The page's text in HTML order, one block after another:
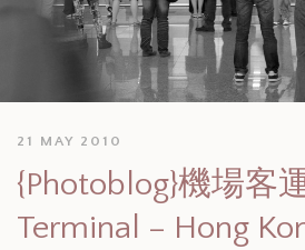
21 MAY 2010
{Photoblog}機場客
Terminal – Hong